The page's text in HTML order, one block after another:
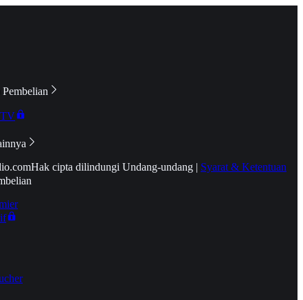
Hak cipta dilindungi Undang-undang | Syarat & Ketentuan